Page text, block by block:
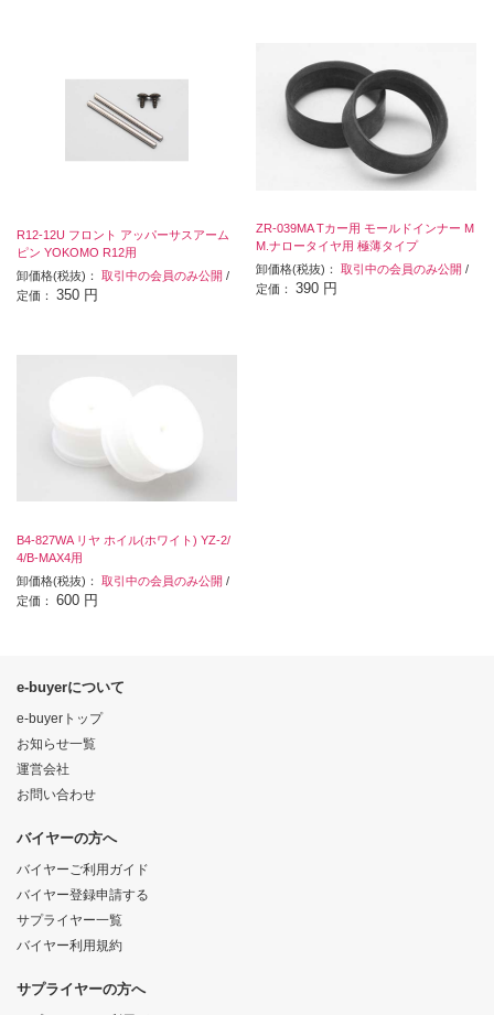
R12-12U フロント アッパーサスアーム
ピン YOKOMO R12用
卸価格(税抜)： 取引中の会員のみ公開 /
定価： 350 円
ZR-039MA Tカー用 モールドインナー M
M.ナロータイヤ用 極薄タイプ
卸価格(税抜)：取引中の会員のみ公開 /
定価：390 円
B4-827WA リヤ ホイル(ホワイト) YZ-2/
4/B-MAX4用
卸価格(税抜)： 取引中の会員のみ公開 /
定価： 600 円
e-buyerについて
e-buyerトップ
お知らせ一覧
運営会社
お問い合わせ
バイヤーの方へ
バイヤーご利用ガイド
バイヤー登録申請する
サプライヤー一覧
バイヤー利用規約
サプライヤーの方へ